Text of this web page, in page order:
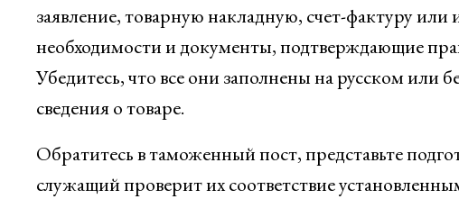
заявление, товарную накладную, счет-фактуру
необходимости и документы, подтверждающие
Убедитесь, что все они заполнены на русском или
сведения о товаре.
Обратитесь в таможенный пост, представьте
служащий проверит их соответствие